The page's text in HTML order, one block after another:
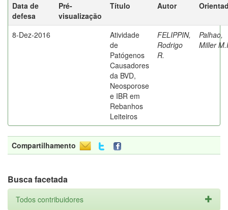
Data de
defesa
Pré-
visualização
Título Autor
8-Dez-2016
Atividade
de
Patógenos
Causadores
da BVD,
Neosporose
e IBR em
Rebanhos
Leiteiros
FELIPPIN,
Rodrigo
R.
Palhao,
Miller
Compartilhamento
Busca facetada
Todos contribuidores